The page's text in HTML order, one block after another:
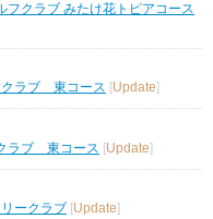
フクラブ みたけ花トピアコース
クラブ 東コース [Update]
ラブ 東コース [Update]
ークラブ [Update]